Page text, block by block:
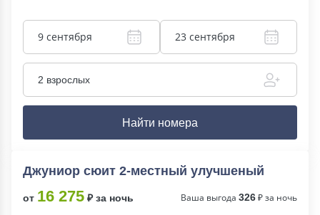
9 сентября 23 сентября
2 взрослых
Найти номера
Джуниор сюит 2-местный улучшеный
от 16 275 ₽ за ночь Ваша выгода 326₽ за ночь